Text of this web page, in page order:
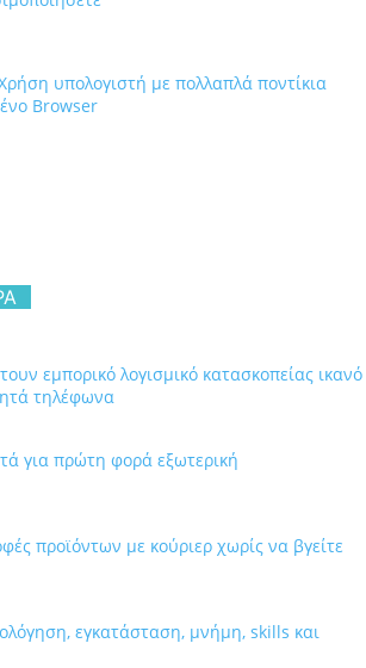
υπολογιστή με πολλαπλά ποντίκια
Browser
εμπορικό λογισμικό κατασκοπείας ικανό
τηλέφωνα
για πρώτη φορά εξωτερική
προϊόντων με κούριερ χωρίς να βγείτε
εγκατάσταση, μνήμη, skills και